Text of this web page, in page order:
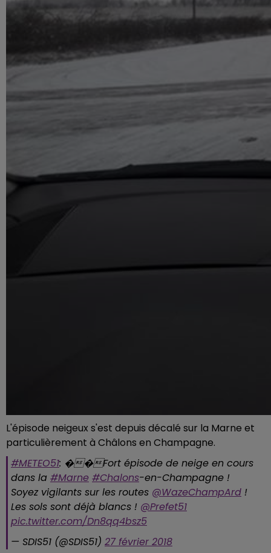
L'épisode neigeux s'est depuis décalé sur la Marne et
particulièrement à Châlons en Champagne.
#METEO51: �️�️Fort épisode de neige en cours
dans la #Marne #Chalons-en-Champagne !
Soyez vigilants sur les routes @WazeChampArd !
Les sols sont déjà blancs ! @Prefet51
pic.twitter.com/Dn8qq4bsz5
— SDIS51 (@SDIS51) 27 février 2018